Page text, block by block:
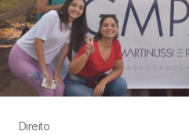
Direito